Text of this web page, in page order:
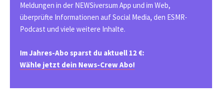
Meldungen in der NEWSiversum App und im Web,
überprüfte Informationen auf Social Media, den ESMR-
Podcast und viele weitere Inhalte.
Im Jahres-Abo sparst du aktuell 12 €:
Wähle jetzt dein News-Crew Abo!